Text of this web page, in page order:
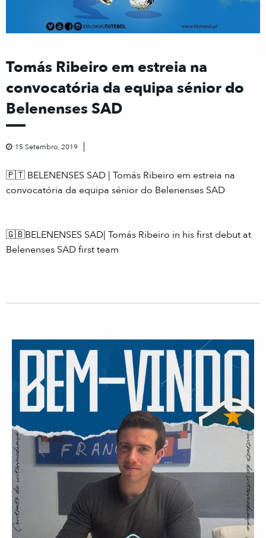
Tomás Ribeiro em estreia na
convocatória da equipa sénior do
Belenenses SAD
15 Setembro, 2019
🇵🇹 BELENENSES SAD | Tomás Ribeiro em estreia na
convocatória da equipa sénior do Belenenses SAD
🇬🇧BELENENSES SAD| Tomás Ribeiro in his first debut at
Belenenses SAD first team